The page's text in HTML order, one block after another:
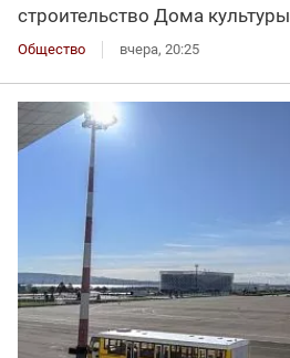
строительство Дома культуры
Общество вчера, 20:25